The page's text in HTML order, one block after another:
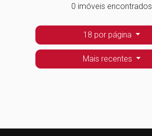
0 imóveis encontrados
18 por página
Mais recentes